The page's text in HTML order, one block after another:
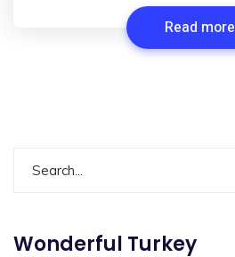
Read more
Wonderful Turkey